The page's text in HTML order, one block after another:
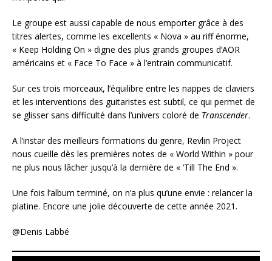
Le groupe est aussi capable de nous emporter grâce à des
titres alertes, comme les excellents « Nova » au riff énorme,
« Keep Holding On » digne des plus grands groupes d’AOR
américains et « Face To Face » à l’entrain communicatif.
Sur ces trois morceaux, l’équilibre entre les nappes de claviers
et les interventions des guitaristes est subtil, ce qui permet de
se glisser sans difficulté dans l’univers coloré de Transcender.
A l’instar des meilleurs formations du genre, Revlin Project
nous cueille dès les premières notes de « World Within » pour
ne plus nous lâcher jusqu’à la dernière de « ‘Till The End ».
Une fois l’album terminé, on n’a plus qu’une envie : relancer la
platine. Encore une jolie découverte de cette année 2021.
@Denis Labbé